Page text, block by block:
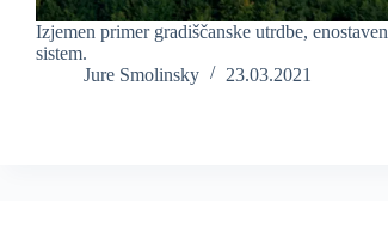
Izjemen primer gradiščanske utrdbe, enostaven
sistem.
Jure Smolinsky
23.03.2021